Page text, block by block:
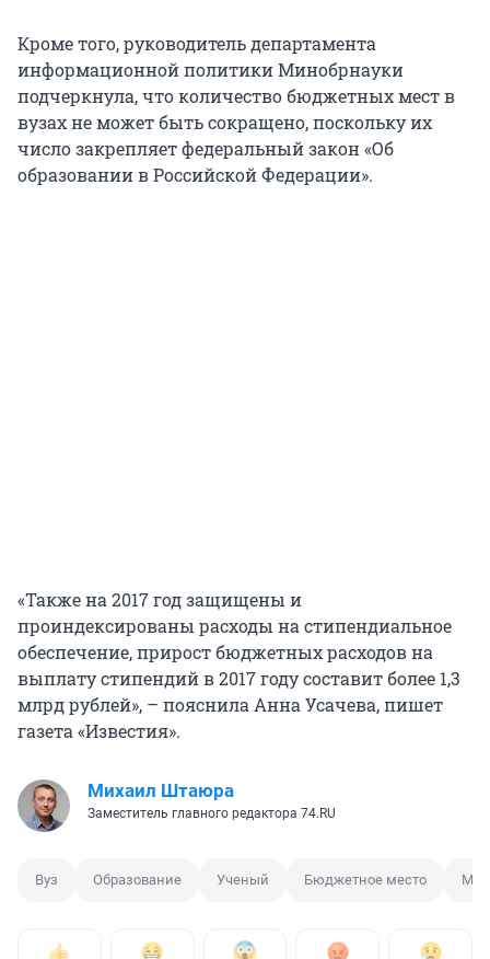
Кроме того, руководитель департамента
информационной политики Минобрнауки
подчеркнула, что количество бюджетных мест в
вузах не может быть сокращено, поскольку их
число закрепляет федеральный закон «Об
образовании в Российской Федерации».
«Также на 2017 год защищены и
проиндексированы расходы на стипендиальное
обеспечение, прирост бюджетных расходов на
выплату стипендий в 2017 году составит более 1,3
млрд рублей», – пояснила Анна Усачева, пишет
газета «Известия».
Михаил Штаюра
Заместитель главного редактора 74.RU
Вуз Образование Ученый Бюджетное место